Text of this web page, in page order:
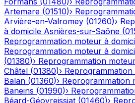
Artemare (01510)›
Arvière-en-Valromey (01260)›
à domicile Asnières-sur-Saône (
Reprogrammation moteur à
Reprogrammation moteur à
(01380)› Reprogrammation
Châtel (01380)›
Balan (01360)› Reprogrammation
Baneins (01990)›
Béard-Géovreissiat (01460)›